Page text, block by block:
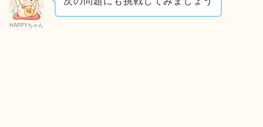
HAPPYちゃん